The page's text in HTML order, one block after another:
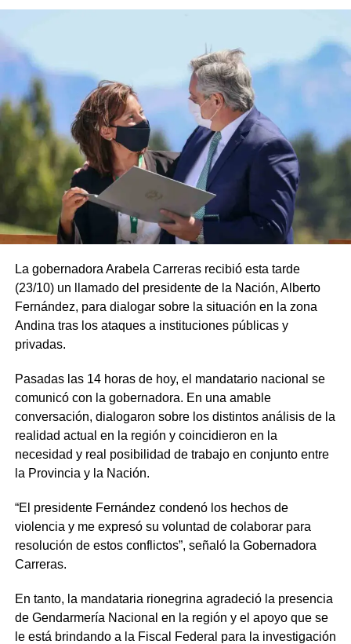
La gobernadora Arabela Carreras recibió esta tarde
(23/10) un llamado del presidente de la Nación, Alberto
Fernández, para dialogar sobre la situación en la zona
Andina tras los ataques a instituciones públicas y
privadas.
Pasadas las 14 horas de hoy, el mandatario nacional se
comunicó con la gobernadora. En una amable
conversación, dialogaron sobre los distintos análisis de la
realidad actual en la región y coincidieron en la
necesidad y real posibilidad de trabajo en conjunto entre
la Provincia y la Nación.
“El presidente Fernández condenó los hechos de
violencia y me expresó su voluntad de colaborar para
resolución de estos conflictos”, señaló la Gobernadora
Carreras.
En tanto, la mandataria rionegrina agradeció la presencia
de Gendarmería Nacional en la región y el apoyo que se
le está brindando a la Fiscal Federal para la investigación